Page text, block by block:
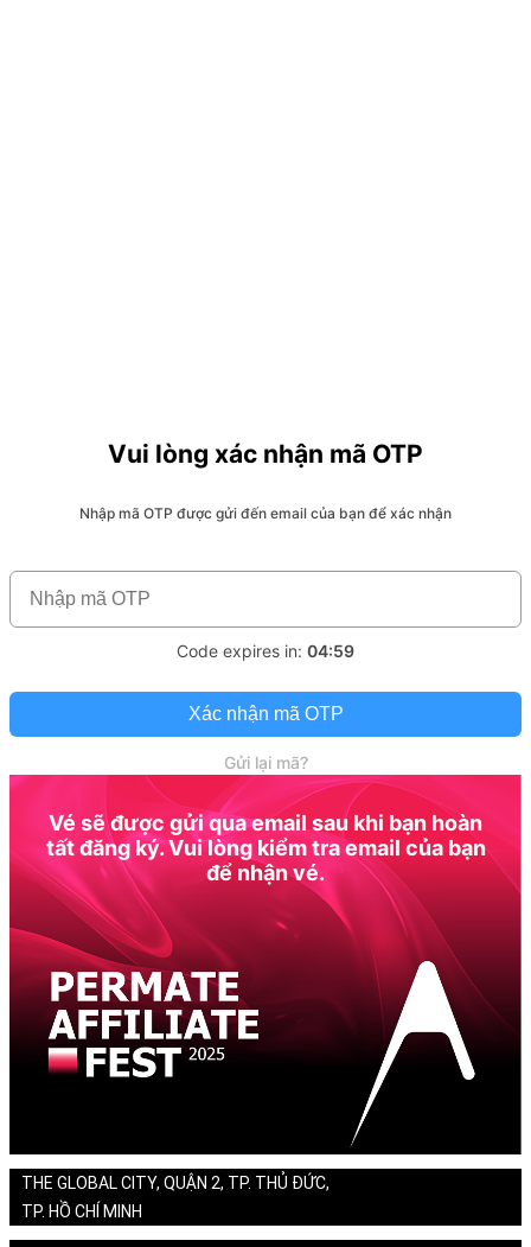
Vui lòng xác nhận mã OTP
Nhập mã OTP được gửi đến email của bạn để xác nhận
Code expires in: 04:59
Xác nhận mã OTP
Gửi lại mã?
Vé sẽ được gửi qua email sau khi bạn hoàn
tất đăng ký. Vui lòng kiểm tra email của bạn
để nhận vé.
THE GLOBAL CITY, QUẬN 2, TP. THỦ ĐỨC,
TP. HỒ CHÍ MINH